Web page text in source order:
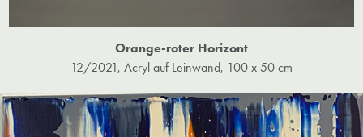
Orange-roter Horizont
12/2021, Acryl auf Leinwand, 100 x 50 cm​​​​​​​